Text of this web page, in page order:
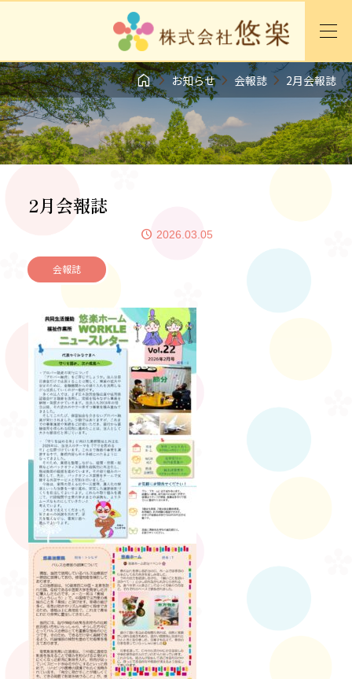
お知らせ 会報誌  2月会報誌
2月会報誌
2026.03.05
会報誌